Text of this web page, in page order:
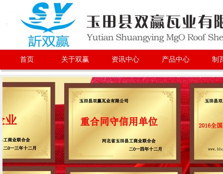
首页 关于双赢 资讯中心 产品中心 制